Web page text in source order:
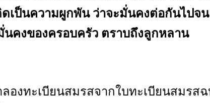
เป็นความผูกพัน ว่าจะมั่นคงต่อกันไปจน
คงของครอบครัว ตราบถึงลูกหลาน
องทะเบียนสมรสจากใบทะเบียนสมรส